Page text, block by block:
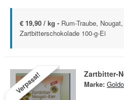
€ 19,90 / kg - Rum-Traube,
Zartbitterschokolade 100-g-Ei
Verpasst! Zartbitter-
Marke: